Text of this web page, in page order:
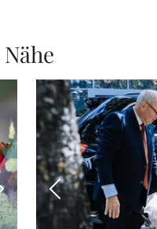
Bild
Vorheriges Bild